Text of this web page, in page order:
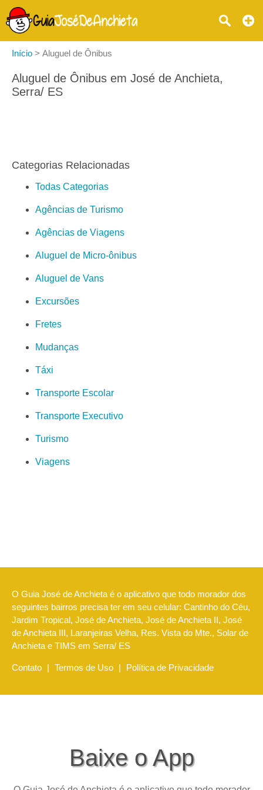
Início > Aluguel de Ônibus
Aluguel de Ônibus em José de Anchieta,
Serra/ ES
Categorias Relacionadas
Todas Categorias
Agências de Turismo
Agências de Viagens
Aluguel de Micro-ônibus
Aluguel de Vans
Excursões
Fretes
Mudanças
Táxi
Transporte Escolar
Transporte Executivo
Turismo
Viagens
O Guia José de Anchieta é o aplicativo que todo morador dos
seguintes bairros precisa ter em seu celular: Cantinho do Céu,
Jardim Tropical, José de Anchieta, José de Anchieta II, José
de Anchieta III, Laranjeiras Velha, Res. Vista do Mte., Solar de
Anchieta e TIMS em Serra/ ES
Contato | Termos de Uso | Política de Privacidade
Baixe o App